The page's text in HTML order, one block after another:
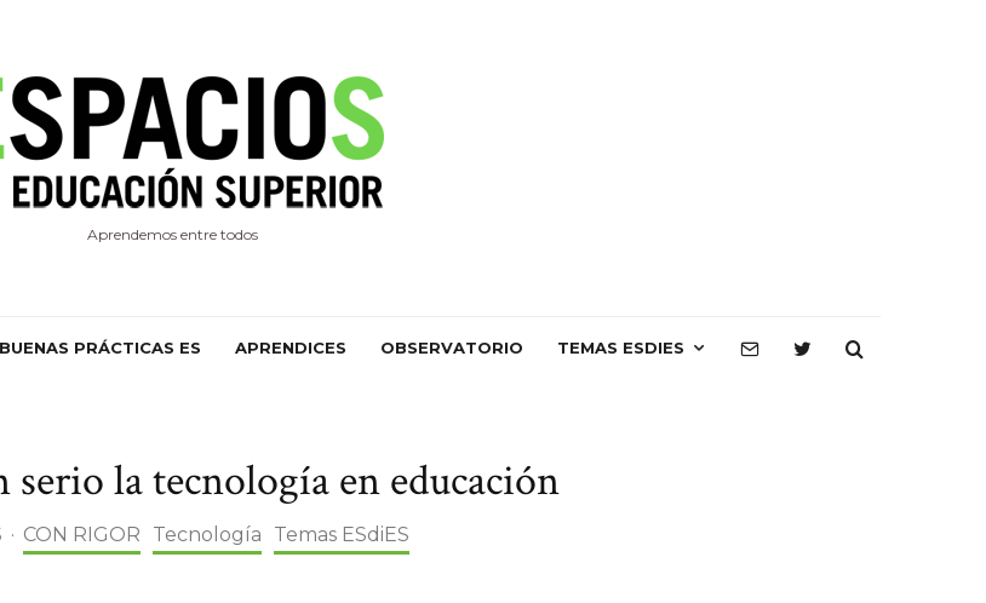
Aprendemos entre todos
BUENAS PRÁCTICAS ES APRENDICES OBSERVATORIO TEMAS ESDIES
serio la tecnología en educación
· CON RIGOR Tecnología Temas ESdiES